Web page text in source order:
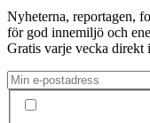
Nyheterna, reportagen,
för god innemiljö och
Gratis varje vecka direkt